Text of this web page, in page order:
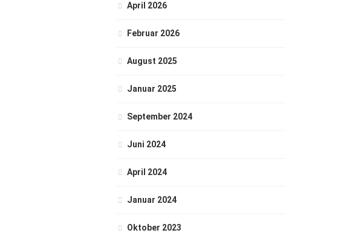
April 2026
Februar 2026
August 2025
Januar 2025
September 2024
Juni 2024
April 2024
Januar 2024
Oktober 2023